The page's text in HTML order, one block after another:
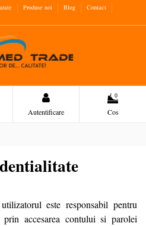
Produse noi Blog
Contact
Autentificare
0
Cos
este responsabil pentru
accesarea contului si parolei